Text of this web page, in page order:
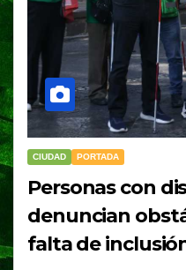
CIUDAD PORTADA
Personas con
denuncian
falta de